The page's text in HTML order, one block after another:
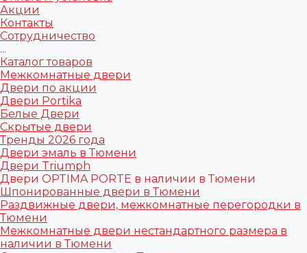
Акции
Контакты
Сотрудничество
...
Каталог товаров
Межкомнатные двери
Двери по акции
Двери Portika
Белые Двери
Скрытые двери
Тренды 2026 года
Двери эмаль в Тюмени
Двери Triumph
Двери OPTIMA PORTE в наличии в Тюмени
Шпонированные двери в Тюмени
Раздвижные двери, межкомнатные перегородки в
Тюмени
Межкомнатные двери нестандартного размера в
наличии в Тюмени